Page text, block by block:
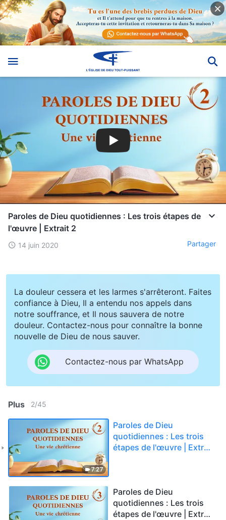
Paroles de Dieu quotidiennes : Les trois étapes de
l'œuvre | Extrait 2
14 juin 2020 Partager
La douleur cessera et les larmes s'arrêteront. Faites
confiance à Dieu, Il a entendu nos appels dans
notre souffrance, et Il nous sauvera de notre
douleur. Contactez-nous pour connaître la bonne
nouvelle de Dieu de nous sauver.
Contactez-nous par WhatsApp
Plus 2/45
7:27
Paroles de Dieu
quotidiennes : Les trois
étapes de l'œuvre | Extrait
Paroles de Dieu
quotidiennes : Les trois
étapes de l'œuvre | Extrait